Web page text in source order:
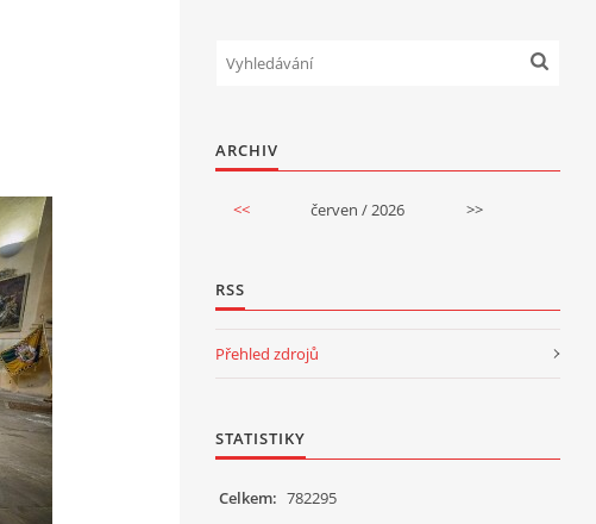
ARCHIV
<< červen / 2026 >>
RSS
Přehled zdrojů
STATISTIKY
Celkem: 782295